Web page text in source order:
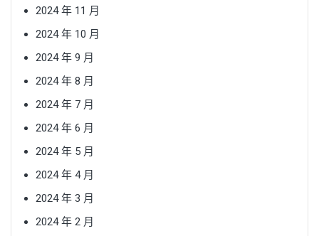
2024 年 11 月
2024 年 10 月
2024 年 9 月
2024 年 8 月
2024 年 7 月
2024 年 6 月
2024 年 5 月
2024 年 4 月
2024 年 3 月
2024 年 2 月